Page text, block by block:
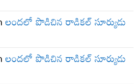
లందలో పొడిచిన రాడికల్ సూర్యుడు
లందలో పొడిచిన రాడికల్ సూర్యుడు